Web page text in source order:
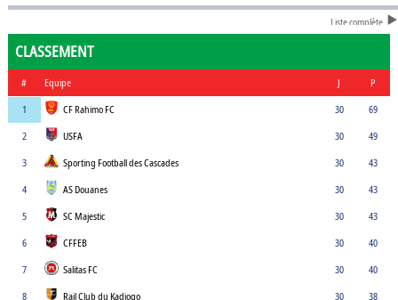
Liste complète
CLASSEMENT
# Equipe J
P
1
CF Rahimo FC 30
69
2
USFA 30
49
3
Sporting Football des Cascades 30
43
4
AS Douanes 30
43
5
SC Majestic 30
43
6
CFFEB 30
40
7
Salitas FC 30
40
8
Rail Club du Kadiogo 30
38